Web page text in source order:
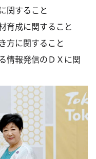
関すること
育成に関すること
方に関すること
情報発信のＤＸに関